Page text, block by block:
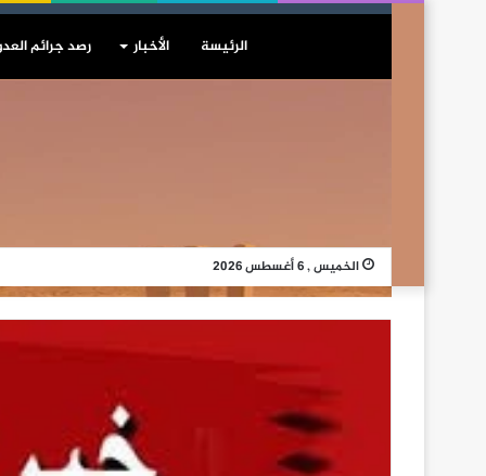
الرئيسة الأخبار رصد جرائم
الخميس , 6 أغسطس 2026